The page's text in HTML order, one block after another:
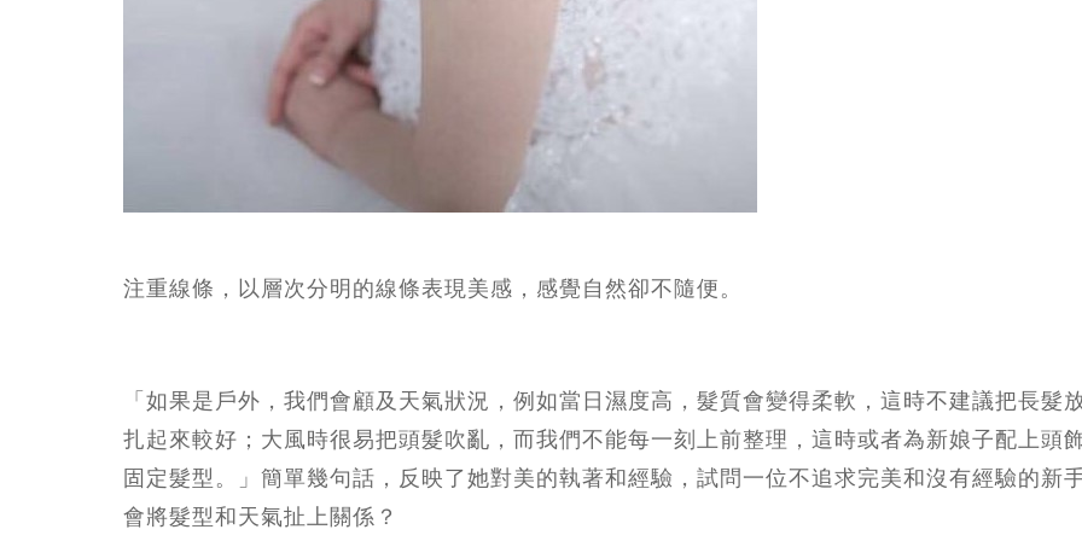
注重線條，以層次分明的線條表現美感，感覺自然卻不隨便。
「如果是戶外，我們會顧及天氣狀況，例如當日濕度高，髮質會變得柔軟，這時不建議把長髮放
扎起來較好；大風時很易把頭髮吹亂，而我們不能每一刻上前整理，這時或者為新娘子配上頭
固定髮型。」簡單幾句話，反映了她對美的執著和經驗，試問一位不追求完美和沒有經驗的新
會將髮型和天氣扯上關係？